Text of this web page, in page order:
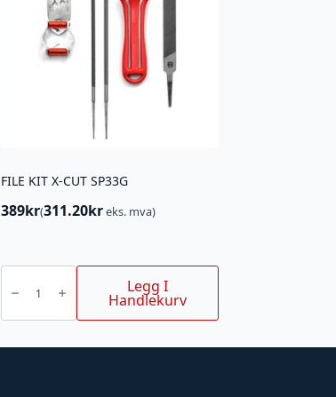
FILE KIT X-CUT SP33G
389kr(311.20kreks. mva)
FILE
antall
Legg I
Handlekurv